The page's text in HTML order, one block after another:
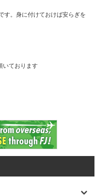
す。身に付けておけば安らぎを
いております